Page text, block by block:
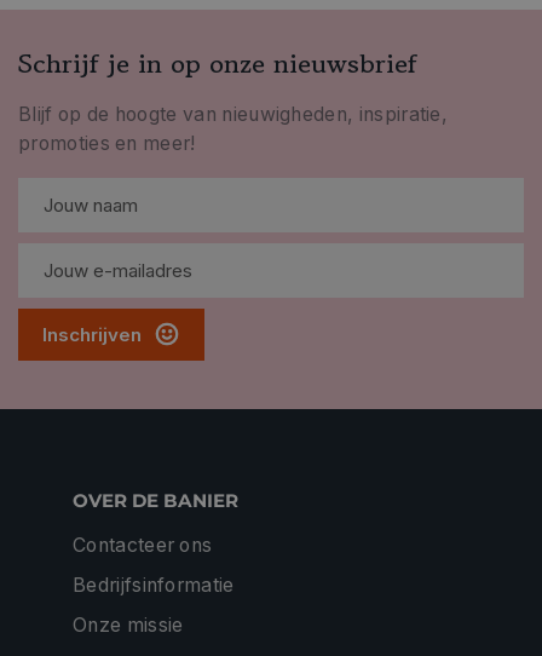
Schrijf je in op onze nieuwsbrief
Blijf op de hoogte van nieuwigheden, inspiratie,
promoties en meer!
Inschrijven
OVER DE BANIER
Contacteer ons
Bedrijfsinformatie
Onze missie